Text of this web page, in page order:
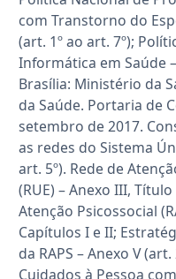
com Transtorno do
(art. 1º ao art. 7º);
Informática em Saúde
Brasília: Ministério da
da Saúde. Portaria de
setembro de 2017.
as redes do Sistema
art. 5º). Rede de
(RUE) – Anexo III,
Atenção Psicossocial
Capítulos I e II;
da RAPS – Anexo V
Cuidados à Pessoa